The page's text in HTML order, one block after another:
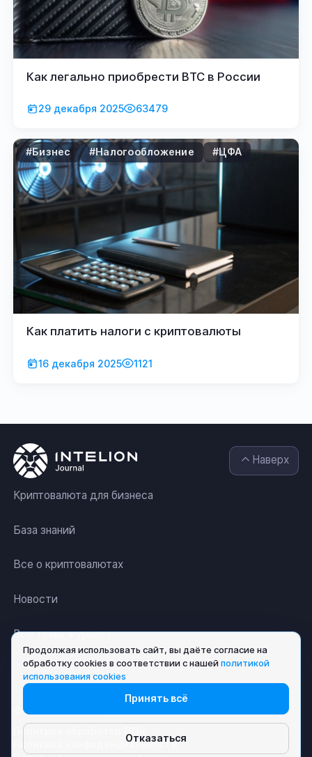
29 декабря 2025 63479
Как легально приобрести BTC в России
#Бизнес #Налогообложение #ЦФА
16 декабря 2025 1121
Как платить налоги с криптовалюты
Наверх
Криптовалюта для бизнеса
База знаний
Все о криптовалютах
Новости
Все темы журнала
© АО «ИНТЕЛИОН ДАТА» 2026
Политика обработки ПДн
Политика конфиденциальности
Продолжая использовать сайт, вы даёте согласие на
обработку cookies в соответствии с нашей политикой
использования cookies
Принять всё
Отказаться